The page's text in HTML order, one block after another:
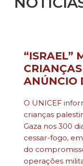
“ISRAEL”
ANÚNCIO
O UNICEF
crianças
Gaza nos 300
cessar-fogo,
do
operações